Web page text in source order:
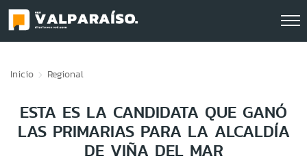
Inicio Regional
ESTA ES LA CANDIDATA QUE GANÓ
LAS PRIMARIAS PARA LA ALCALDÍA
DE VIÑA DEL MAR